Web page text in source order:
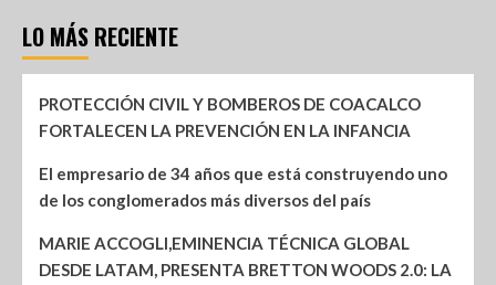
LO MÁS RECIENTE
PROTECCIÓN CIVIL Y BOMBEROS DE COACALCO
FORTALECEN LA PREVENCIÓN EN LA INFANCIA
El empresario de 34 años que está construyendo uno
de los conglomerados más diversos del país
MARIE ACCOGLI,EMINENCIA TÉCNICA GLOBAL
DESDE LATAM, PRESENTA BRETTON WOODS 2.0: LA